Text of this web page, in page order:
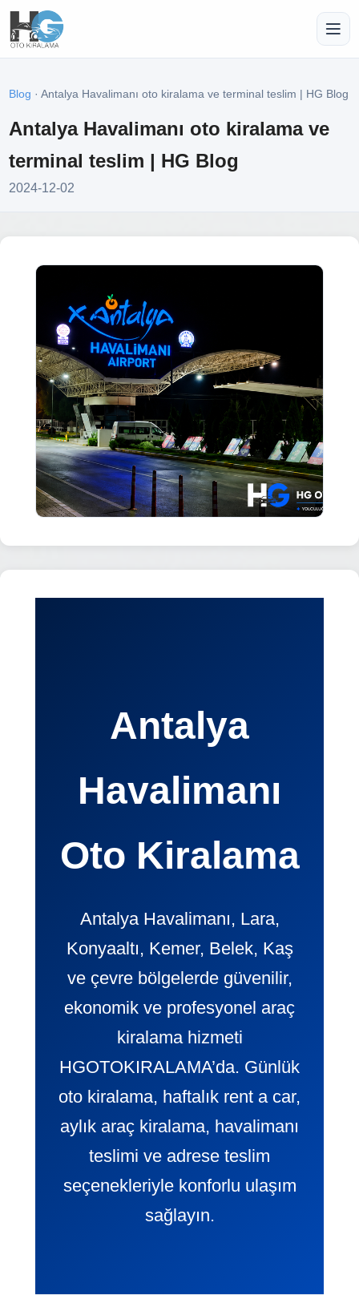
Blog · Antalya Havalimanı oto kiralama ve terminal teslim | HG Blog
Antalya Havalimanı oto kiralama ve
terminal teslim | HG Blog
2024-12-02
Antalya
Havalimanı
Oto Kiralama
Antalya Havalimanı, Lara,
Konyaaltı, Kemer, Belek, Kaş
ve çevre bölgelerde güvenilir,
ekonomik ve profesyonel araç
kiralama hizmeti
HGOTOKIRALAMA’da. Günlük
oto kiralama, haftalık rent a car,
aylık araç kiralama, havalimanı
teslimi ve adrese teslim
seçenekleriyle konforlu ulaşım
sağlayın.